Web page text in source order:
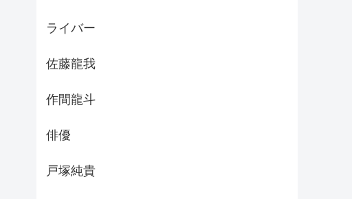
ライバー
佐藤龍我
作間龍斗
俳優
戸塚純貴